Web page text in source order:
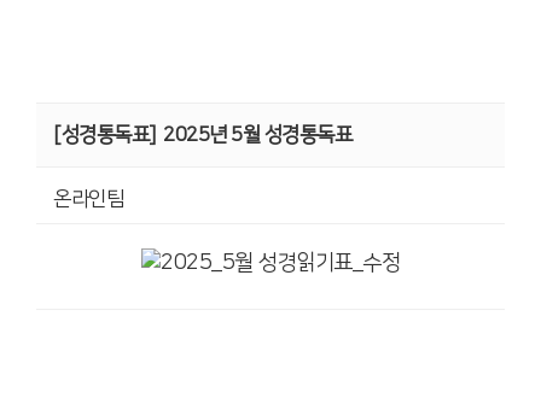
[성경통독표] 2025년 5월 성경통독표
온라인팀